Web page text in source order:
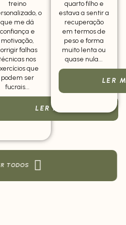
treino
o
que me dá
confiança e
motivação,
falhas
nos
que
podem ser
fucrais...
LER MAIS
quarto filho e
estava a sentir a
recuperação
em termos de
peso e forma
muito lenta ou
quase nula...
LER
TODOS